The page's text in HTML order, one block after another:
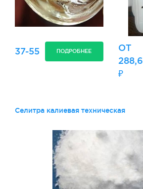
37-55 ПОДРОБНЕЕ
ОТ
288,6
₽
Селитра калиевая техническая